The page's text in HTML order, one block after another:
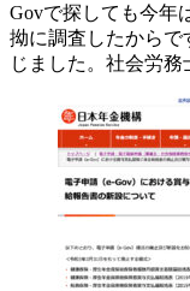
Govで探しても今年
拗に調査したからで
じました。社会労